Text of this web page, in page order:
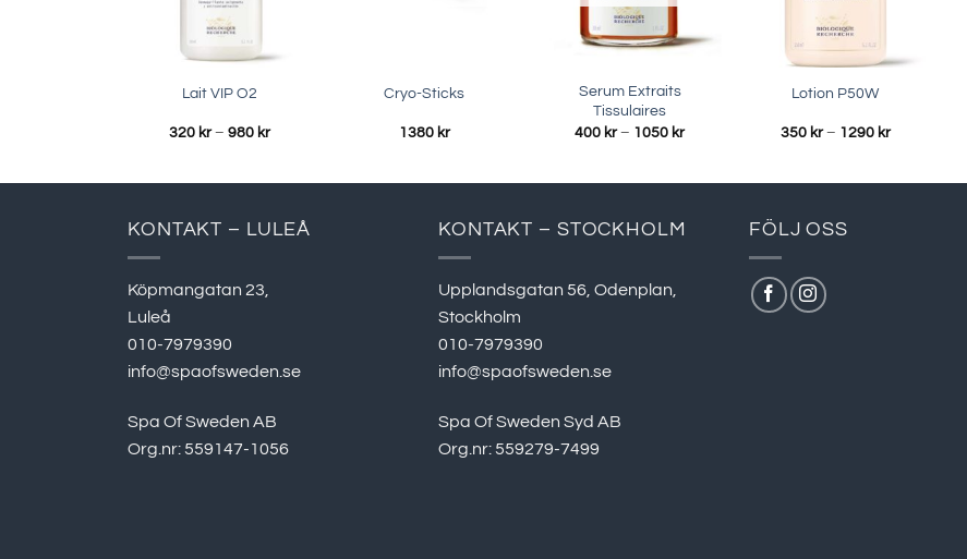
Lait VIP O2
320 kr – 980 krPrisintervall:
Cryo-Sticks
1380 kr
Serum Extraits
Tissulaires
400 kr – 1050 krPrisintervall:
Lotion P50W
350 kr – 1290 krPrisintervall:
KONTAKT – LULEÅ
Köpmangatan 23,
Luleå
010-7979390
info@spaofsweden.se
Spa Of Sweden AB
Org.nr: 559147-1056
KONTAKT – STOCKHOLM
Upplandsgatan 56, Odenplan,
Stockholm
010-7979390
info@spaofsweden.se
Spa Of Sweden Syd AB
Org.nr: 559279-7499
FÖLJ OSS